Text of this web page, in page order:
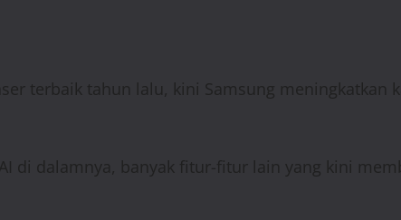
terbaik tahun lalu, kini Samsung meningkatkan
di dalamnya, banyak fitur-fitur lain yang kini